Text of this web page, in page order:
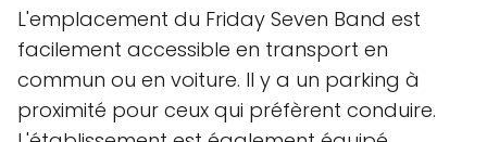
L'emplacement du Friday Seven Band est
facilement accessible en transport en
commun ou en voiture. Il y a un parking à
proximité pour ceux qui préfèrent conduire.